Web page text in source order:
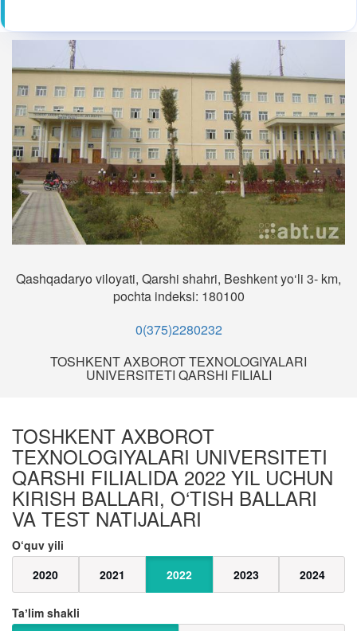
Qashqadaryo viloyati, Qarshi shahri, Beshkent yo‘li 3- km,
pochta indeksi: 180100
0(375)2280232
TOSHKENT AXBOROT TEXNOLOGIYALARI
UNIVERSITETI QARSHI FILIALI
TOSHKENT AXBOROT
TEXNOLOGIYALARI UNIVERSITETI
QARSHI FILIALIDA 2022 YIL UCHUN
KIRISH BALLARI, O‘TISH BALLARI
VA TEST NATIJALARI
O‘quv yili
2020
2021 2022 2023 2024
Taʼlim shakli